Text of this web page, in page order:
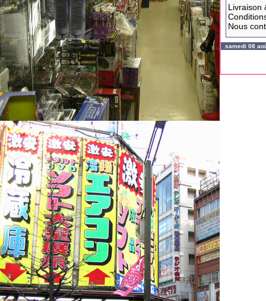
Livraison
Nous
samedi 08